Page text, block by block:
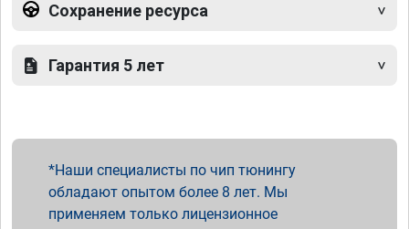
Сохранение ресурса
Гарантия 5 лет
Наши специалисты по чип тюнингу
обладают опытом более 8 лет. Мы
применяем только лицензионное